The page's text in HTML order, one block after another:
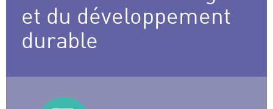
et du développement
durable